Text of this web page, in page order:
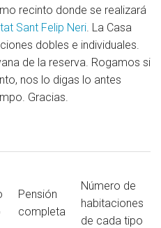
recinto donde se realizará
Sant Felip Neri. La Casa
dobles e individuales.
de la reserva. Rogamos si
nos lo digas lo antes
Gracias.
Pensión
completa
Número de
habitaciones
de cada tipo